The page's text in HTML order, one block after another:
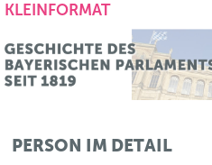
KLEINFORMAT
PERSON IM DETAIL